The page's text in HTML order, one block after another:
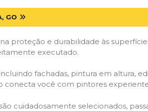
GO
proteção e durabilidade às
executado.
fachadas, pintura em altura,
conecta você com pintores
cuidadosamente selecionados,